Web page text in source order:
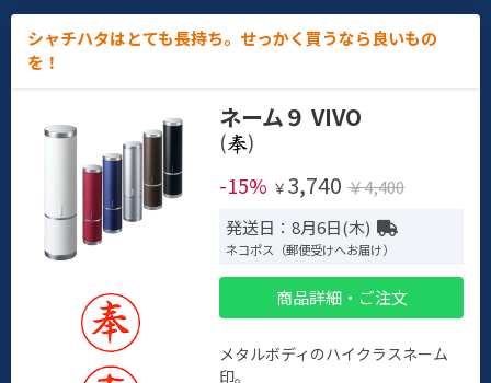
シャチハタはとても長持ち。せっかく買うなら良いもの
を！
ネーム９ VIVO
(
)
-15% ￥ 3,740 ￥4,400
発送日：8月6日(木)
ネコポス（郵便受けへお届け）
商品詳細・ご注文
メタルボディのハイクラスネーム
印。